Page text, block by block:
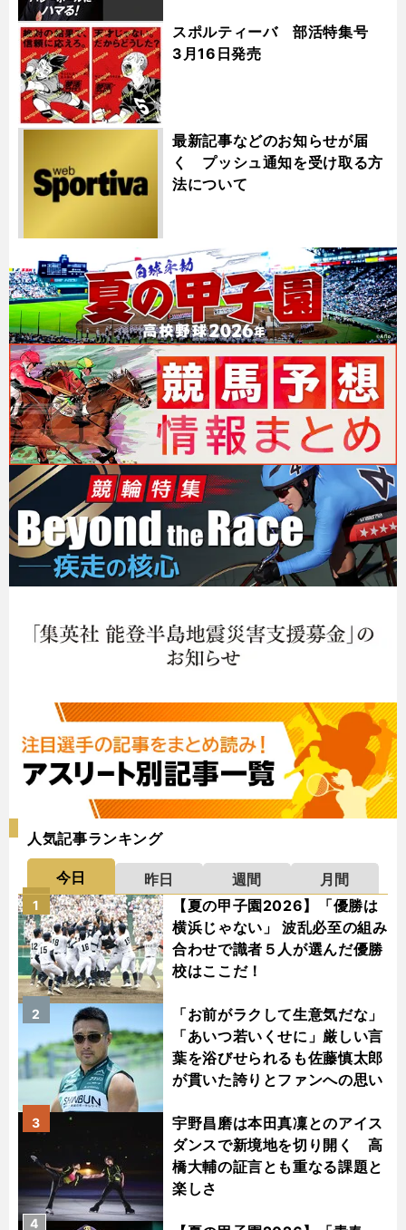
スポルティーバ 部活特集号
3月16日発売
最新記事などのお知らせが届
く プッシュ通知を受け取る方
法について
人気記事ランキング
今日 昨日 週間
月間
【夏の甲子園2026】「優勝は
横浜じゃない」 波乱必至の組み
合わせで識者５人が選んだ優勝
校はここだ！
1
「お前がラクして生意気だな」
「あいつ若いくせに」厳しい言
葉を浴びせられるも佐藤慎太郎
が貫いた誇りとファンへの思い
2
宇野昌磨は本田真凜とのアイス
ダンスで新境地を切り開く 高
橋大輔の証言とも重なる課題と
楽しさ
3
4